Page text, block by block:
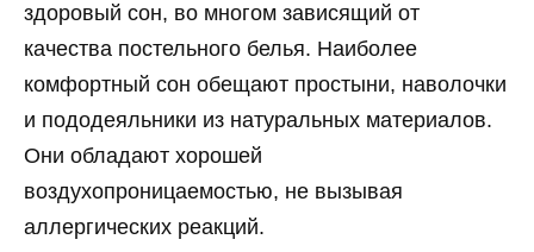
здоровый сон, во многом зависящий от
качества постельного белья. Наиболее
комфортный сон обещают простыни, наволочки
и пододеяльники из натуральных материалов.
Они обладают хорошей
воздухопроницаемостью, не вызывая
аллергических реакций.